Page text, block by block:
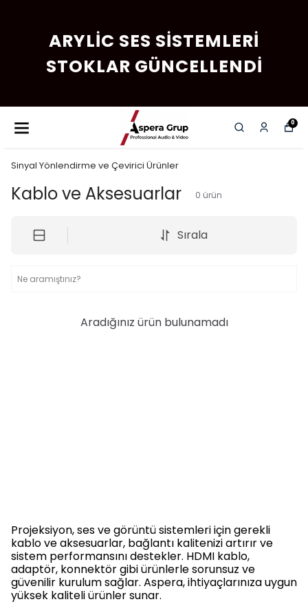
ARYLIC SES SISTEMLERI
STOKLAR GÜNCELLENDI
0
Sinyal Yönlendirme ve Çevirici Ürünler
Kablo ve Aksesuarlar 0 ürün
Sırala
Aradığınız ürün bulunamadı
Projeksiyon, ses ve görüntü sistemleri için gerekli
kablo ve aksesuarlar, bağlantı kalitenizi artırır ve
sistem performansını destekler. HDMI kablo,
adaptör, konnektör gibi ürünlerle sorunsuz ve
güvenilir kurulum sağlar. Aspera, ihtiyaçlarınıza uygun
yüksek kaliteli ürünler sunar.